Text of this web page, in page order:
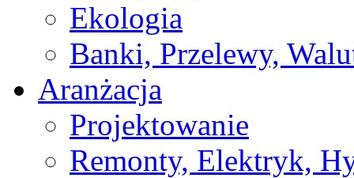
Ekologia
Banki, Przelewy,
Aranżacja
Projektowanie
Remonty, Elektryk,